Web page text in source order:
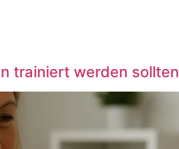
trainiert werden sollten